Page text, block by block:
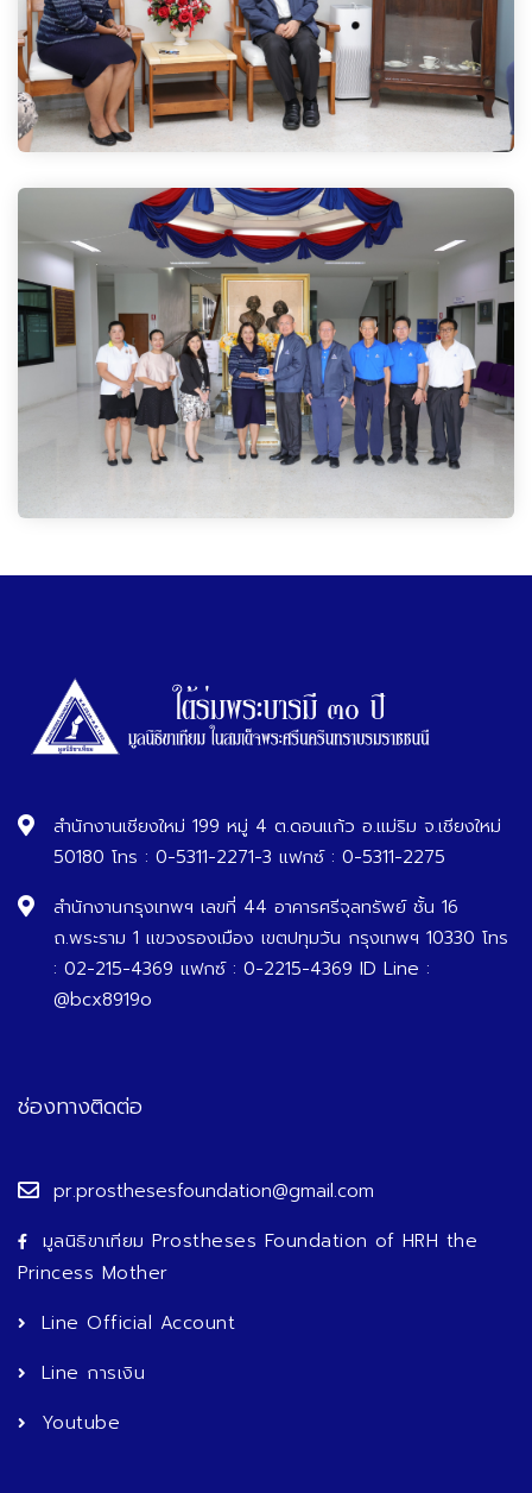
สำนักงานเชียงใหม่ 199 หมู่ 4 ต.ดอนแก้ว อ.แม่ริม จ.เชียงใหม่
50180 โทร : 0-5311-2271-3 แฟกซ์ : 0-5311-2275
สำนักงานกรุงเทพฯ เลขที่ 44 อาคารศรีจุลทรัพย์ ชั้น 16
ถ.พระราม 1 แขวงรองเมือง เขตปทุมวัน กรุงเทพฯ 10330 โทร
: 02-215-4369 แฟกซ์ : 0-2215-4369 ID Line :
@bcx8919o
ช่องทางติดต่อ
pr.prosthesesfoundation@gmail.com
มูลนิธิขาเทียม Prostheses Foundation of HRH the
Princess Mother
Line Official Account
Line การเงิน
Youtube